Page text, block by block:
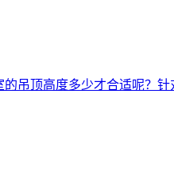
吊顶高度多少才合适呢？